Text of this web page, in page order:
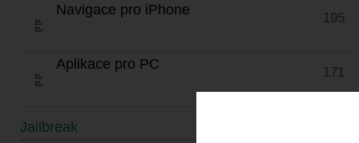
Navigace pro iPhone
195
Aplikace pro PC
171
Jailbreak